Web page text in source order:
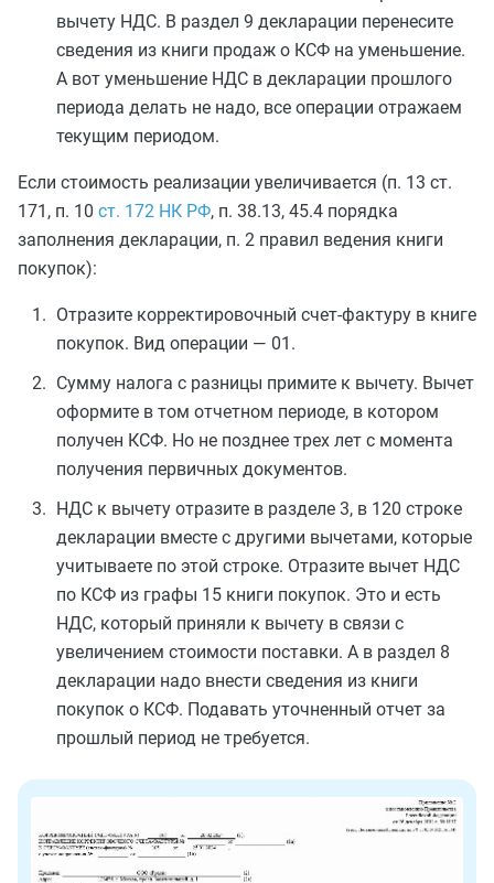
вычету НДС. В раздел 9 декларации перенесите
сведения из книги продаж о КСФ на уменьшение.
А вот уменьшение НДС в декларации прошлого
периода делать не надо, все операции отражаем
текущим периодом.
Если стоимость реализации увеличивается (п. 13 ст.
171, п. 10 ст. 172 НК РФ, п. 38.13, 45.4 порядка
заполнения декларации, п. 2 правил ведения книги
покупок):
Отразите корректировочный счет-фактуру в книге
покупок. Вид операции — 01.
Сумму налога с разницы примите к вычету. Вычет
оформите в том отчетном периоде, в котором
получен КСФ. Но не позднее трех лет с момента
получения первичных документов.
НДС к вычету отразите в разделе 3, в 120 строке
декларации вместе с другими вычетами, которые
учитываете по этой строке. Отразите вычет НДС
по КСФ из графы 15 книги покупок. Это и есть
НДС, который приняли к вычету в связи с
увеличением стоимости поставки. А в раздел 8
декларации надо внести сведения из книги
покупок о КСФ. Подавать уточненный отчет за
прошлый период не требуется.